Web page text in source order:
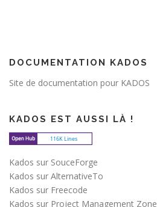
DOCUMENTATION KADOS
Site de documentation pour KADOS
KADOS EST AUSSI LÀ !
Kados sur SouceForge
Kados sur AlternativeTo
Kados sur Freecode
Kados sur Project Management Zone